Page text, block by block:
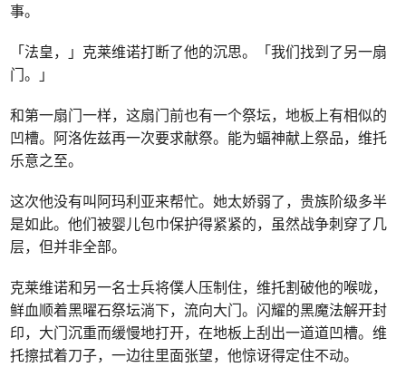
事。
「法皇，」克莱维诺打断了他的沉思。「我们找到了另一扇
门。」
和第一扇门一样，这扇门前也有一个祭坛，地板上有相似的
凹槽。阿洛佐兹再一次要求献祭。能为蝠神献上祭品，维托
乐意之至。
这次他没有叫阿玛利亚来帮忙。她太娇弱了，贵族阶级多半
是如此。他们被婴儿包巾保护得紧紧的，虽然战争刺穿了几
层，但并非全部。
克莱维诺和另一名士兵将僕人压制住，维托割破他的喉咙，
鲜血顺着黑曜石祭坛淌下，流向大门。闪耀的黑魔法解开封
印，大门沉重而缓慢地打开，在地板上刮出一道道凹槽。维
托擦拭着刀子，一边往里面张望，他惊讶得定住不动。